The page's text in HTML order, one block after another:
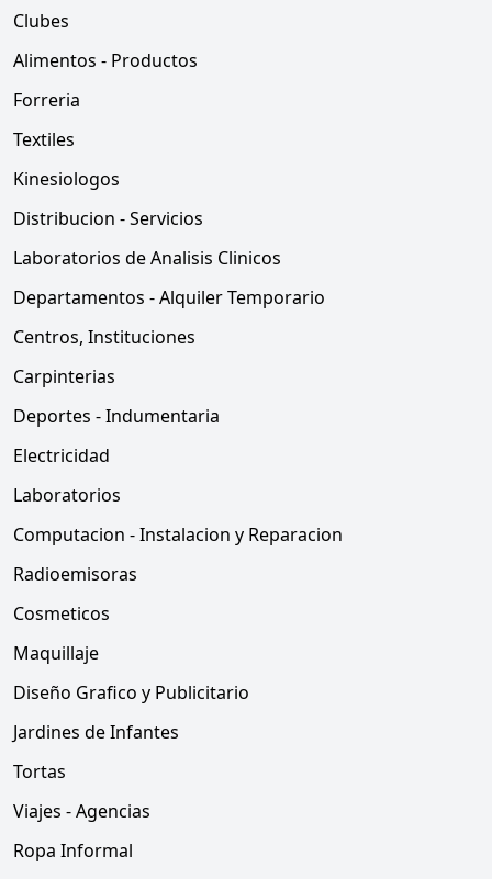
Clubes
Alimentos - Productos
Forreria
Textiles
Kinesiologos
Distribucion - Servicios
Laboratorios de Analisis Clinicos
Departamentos - Alquiler Temporario
Centros, Instituciones
Carpinterias
Deportes - Indumentaria
Electricidad
Laboratorios
Computacion - Instalacion y Reparacion
Radioemisoras
Cosmeticos
Maquillaje
Diseño Grafico y Publicitario
Jardines de Infantes
Tortas
Viajes - Agencias
Ropa Informal